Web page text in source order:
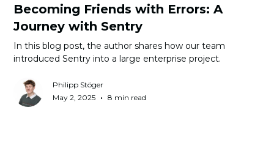
Becoming Friends with Errors: A
Journey with Sentry
In this blog post, the author shares how our team
introduced Sentry into a large enterprise project.
Philipp Stöger
May 2, 2025 • 8 min read